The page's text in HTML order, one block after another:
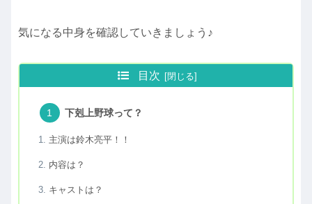
気になる中身を確認していきましょう♪
目次
下剋上野球って？
主演は鈴木亮平！！
内容は？
キャストは？